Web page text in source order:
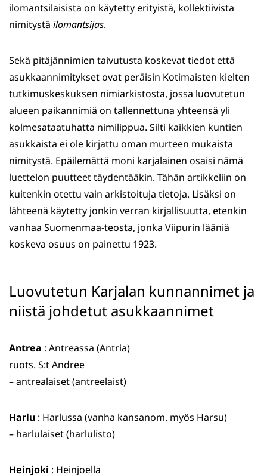
ilomantsilaisista on käytetty erityistä, kollektiivista
nimitystä ilomantsijas.
Sekä pitäjännimien taivutusta koskevat tiedot että
asukkaannimitykset ovat peräisin Kotimaisten kielten
tutkimuskeskuksen nimiarkistosta, jossa luovutetun
alueen paikannimiä on tallennettuna yhteensä yli
kolmesataatuhatta nimilippua. Silti kaikkien kuntien
asukkaista ei ole kirjattu oman murteen mukaista
nimitystä. Epäilemättä moni karjalainen osaisi nämä
luettelon puutteet täydentääkin. Tähän artikkeliin on
kuitenkin otettu vain arkistoituja tietoja. Lisäksi on
lähteenä käytetty jonkin verran kirjallisuutta, etenkin
vanhaa Suomenmaa-teosta, jonka Viipurin lääniä
koskeva osuus on painettu 1923.
Luovutetun Karjalan kunnannimet ja
niistä johdetut asukkaannimet
Antrea : Antreassa (Antria)
ruots. S:t Andree
– antrealaiset (antreelaist)
Harlu : Harlussa (vanha kansanom. myös Harsu)
– harlulaiset (harlulisto)
Heinjoki : Heinjoella